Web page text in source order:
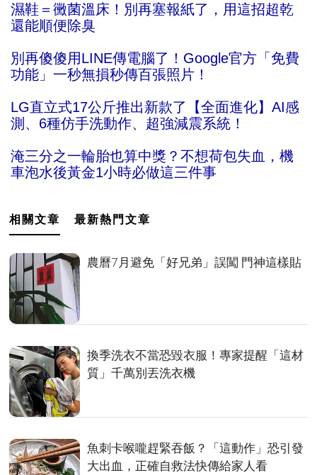
濕鞋＝黴菌溫床！別再塞報紙了，用這招超乾
還能順便除臭
別再傻傻用LINE傳電腦了！Google官方「免費
功能」一秒無損秒傳百張照片！
LG直立式17公斤推出新款了【全面進化】AI感
測、6種仿手洗動作、超強減震系統！
淹三分之一輪胎也算中獎？不想荷包失血，機
車泡水後黃金1小時必做這三件事
相關文章 最新熱門文章
農曆7月避免「好兄弟」誤闖 門神這樣貼
換季洗衣不當恐毀衣服！專家提醒「這材
質」千萬別丟洗衣機
魚刺卡喉嚨趕緊吞飯？「這動作」恐引發
大出血，正確自救法快傳給家人看